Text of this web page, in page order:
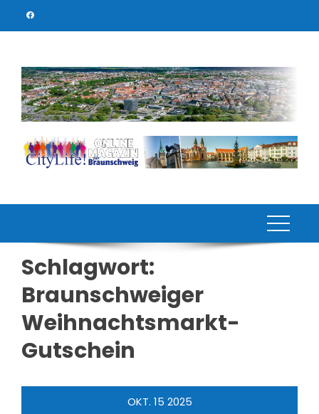
Schlagwort:
Braunschweiger
Weihnachtsmarkt-
Gutschein
OKT. 15 2025